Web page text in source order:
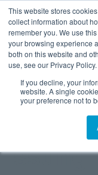
This website stores
collect information about
remember you. We use
your browsing experience
both on this website and
use, see our Privacy Policy.
If you decline, your
website. A single
your preference not to
ssung